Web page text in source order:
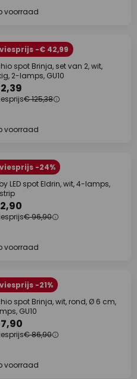
voorraad
-€ 42,99
spot Brinja, set van 2, wit,
2-lamps, GU10
€ 125,38
voorraad
-24%
LED spot Eldrin, wit, 4-lamps,
€ 96,90
voorraad
-21%
spot Brinja, wit, rond, Ø 6 cm,
GU10
€ 86,90
voorraad